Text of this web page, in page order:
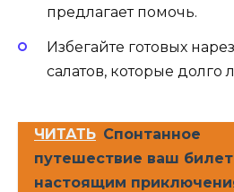
предлагает помочь.
Избегайте готовых
салатов, которые долго
ЧИТАТЬ Спонтанное
путешествие ваш
настоящим